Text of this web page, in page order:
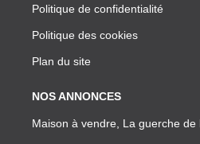
Politique de confidentialité
Politique des cookies
Plan du site
NOS ANNONCES
Maison à vendre, La guerche de